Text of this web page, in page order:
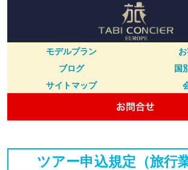
モデルプラン
ブログ
国
サイトマップ
ツアー申込規定（旅行